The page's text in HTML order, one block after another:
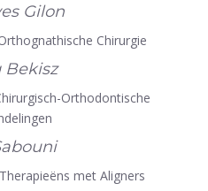
Gilon
Chirurgie
Bekisz
Orthodontische
met Aligners